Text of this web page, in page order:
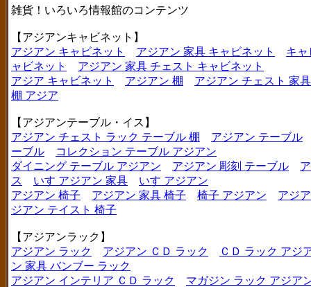
雑貨！いろいろ情報館のコンテンツ
【アジアンキャビネット】
アジアン キャビネット
アジアン 家具 キャビネット
キャ
ャビネット
アジアン 家具 チェスト キャビネット
アジア キャビネット
アジアン 棚
アジアン チェスト 家
棚 アジア
【アジアンテーブル・イス】
アジアン チェスト ラック テーブル 棚
アジアン テーブル
ーブル
コレクション テーブル アジアン
ダイニング テーブル アジアン
アジアン 彫刻 テーブル
ス
いす アジアン 家具
いす アジアン
アジアン 椅子
アジアン 家具 椅子 椅子 アジアン
アジ
ジアン テイスト 椅子
【アジアンラック】
アジアン ラック
アジアン ＣＤ ラック
ＣＤ ラック アジ
ン 家具 バンブー ラック
アジアン インテリア ＣＤ ラック
マガジン ラック アジア